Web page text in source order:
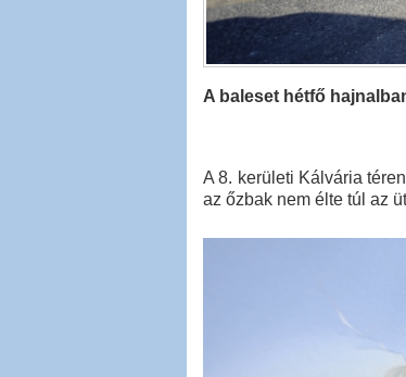
A baleset hétfő
A 8. kerületi Kálvária
az őzbak nem élte túl az